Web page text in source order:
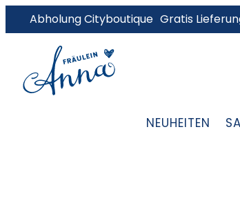
Abholung Cityboutique Gratis
NEUHEITEN